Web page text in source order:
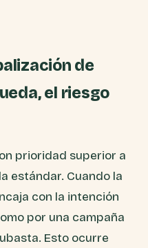
de
el riesgo
prioridad superior a
estándar. Cuando la
con la intención
por una campaña
Esto ocurre